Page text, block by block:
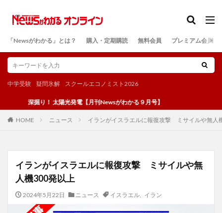
「Newsがわかる」とは？ 購入・定期購読 無料会員 プレミアム会員
中学受験 疑問氷解 スクールエコノミスト2026
深掘り！ 太陽光発電【月刊Newsがわかる９月号】
HOME ニュース イランがイスラエルに報復攻撃 ミサイルや無人
イランがイスラエルに報復攻撃 ミサイルや無
人機300発以上
2024年5月22日 ニュース イスラエル, イラン
検索